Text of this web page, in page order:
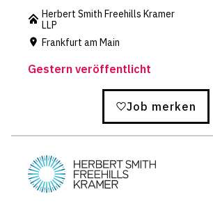
Herbert Smith Freehills Kramer
LLP
Frankfurt am Main
Gestern veröffentlicht
Job merken